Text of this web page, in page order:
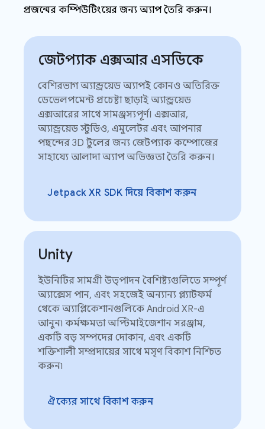
প্রজন্মের কম্পিউটিংয়ের জন্য অ্যাপ তৈরি করুন।
জেটপ্যাক এক্সআর এসডিকে
বেশিরভাগ অ্যান্ড্রয়েড অ্যাপই কোনও অতিরিক্ত
ডেভেলপমেন্ট প্রচেষ্টা ছাড়াই অ্যান্ড্রয়েড
এক্সআরের সাথে সামঞ্জস্যপূর্ণ। এক্সআর,
অ্যান্ড্রয়েড স্টুডিও, এমুলেটর এবং আপনার
পছন্দের 3D টুলের জন্য জেটপ্যাক কম্পোজের
সাহায্যে আলাদা অ্যাপ অভিজ্ঞতা তৈরি করুন।
Jetpack XR SDK দিয়ে বিকাশ করুন
Unity
ইউনিটির সামগ্রী উত্পাদন বৈশিষ্ট্যগুলিতে সম্পূর্ণ
অ্যাক্সেস পান, এবং সহজেই অন্যান্য প্ল্যাটফর্ম
থেকে অ্যাপ্লিকেশানগুলিকে Android XR-এ
আনুন৷ কর্মক্ষমতা অপ্টিমাইজেশান সরঞ্জাম,
একটি বড় সম্পদের দোকান, এবং একটি
শক্তিশালী সম্প্রদায়ের সাথে মসৃণ বিকাশ নিশ্চিত
করুন৷
ঐক্যের সাথে বিকাশ করুন